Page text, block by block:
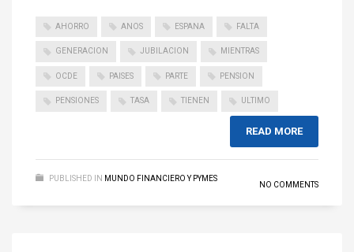
AHORRO ANOS ESPANA FALTA
GENERACION JUBILACION MIENTRAS
OCDE PAISES PARTE PENSION
PENSIONES TASA TIENEN ULTIMO
READ MORE
PUBLISHED IN MUNDO FINANCIERO Y PYMES
NO COMMENTS